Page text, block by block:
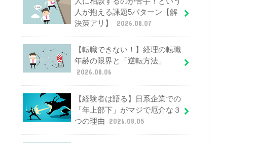
人が抱える課題5パターン【解
決策アリ】
2026.08.07
【転職できない！】経理の転職
年齢の限界と「逆転方法」
2026.08.06
【経験者は語る】日系企業での
「年上部下」がマジで厄介な３
つの理由
2026.08.05